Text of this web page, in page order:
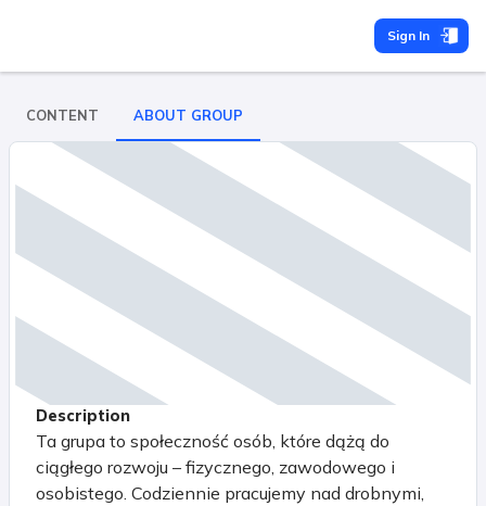
Sign In
CONTENT ABOUT GROUP
Description
Ta grupa to społeczność osób, które dążą do
ciągłego rozwoju – fizycznego, zawodowego i
osobistego. Codziennie pracujemy nad drobnymi,